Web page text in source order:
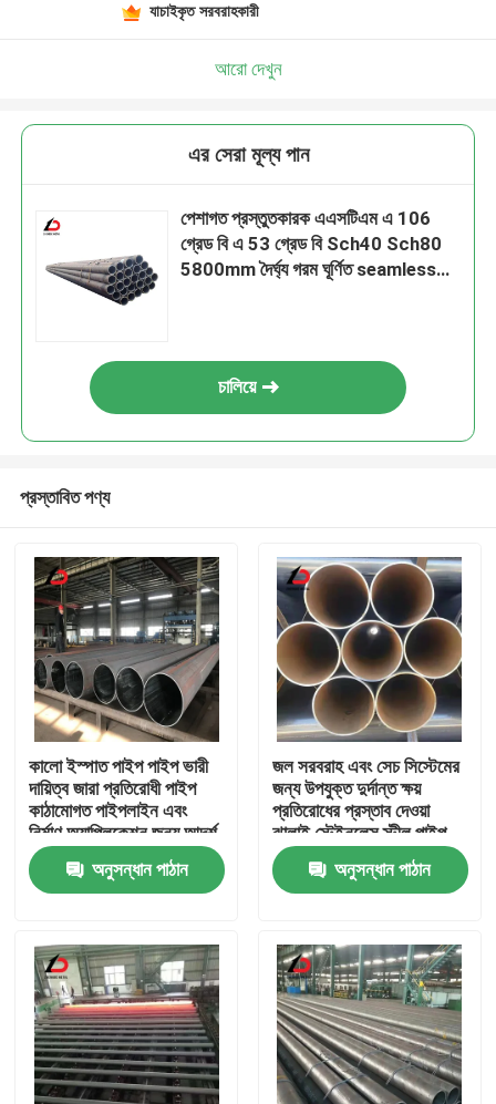
বাড়ি
পণ্য
ভিডিও
যাচাইকৃত সরবরাহকারী
আরো দেখুন
এর সেরা মূল্য পান
পেশাগত প্রস্তুতকারক এএসটিএম এ 106
গ্রেড বি এ 53 গ্রেড বি Sch40 Sch80
5800mm দৈর্ঘ্য গরম ঘূর্ণিত seamless
চালিয়ে
প্রস্তাবিত পণ্য
কালো ইস্পাত পাইপ পাইপ ভারী
দায়িত্ব জারা প্রতিরোধী পাইপ
কাঠামোগত পাইপলাইন এবং
নির্মাণ অ্যাপ্লিকেশন জন্য আদর্শ
অনুসন্ধান পাঠান
জল সরবরাহ এবং সেচ সিস্টেমের
জন্য উপযুক্ত দুর্দান্ত ক্ষয়
প্রতিরোধের প্রস্তাব দেওয়া
ঝালাই স্টেইনলেস স্টীল পাইপ
অনুসন্ধান পাঠান